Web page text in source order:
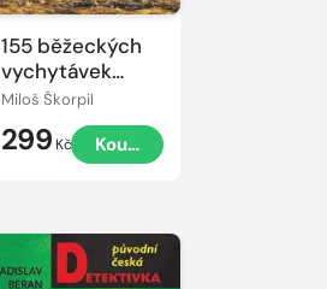
155 běžeckých
vychytávek
Miloše Škorpila
Miloš Škorpil
299 Kč Koupit